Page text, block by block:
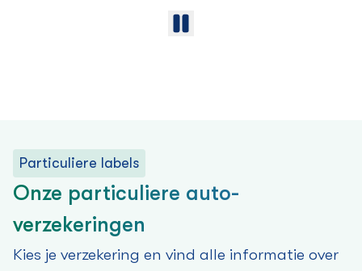
Particuliere labels
Onze particuliere auto­
verzekeringen
Kies je verzekering en vind alle informatie over